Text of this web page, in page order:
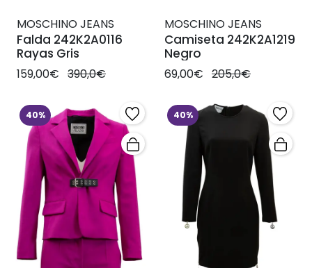
MOSCHINO JEANS
Falda 242K2A0116
Rayas Gris
159,00€ 390,0€
MOSCHINO JEANS
Camiseta 242K2A1219
Negro
69,00€ 205,0€
40% 40%